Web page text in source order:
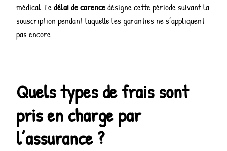
médical. Ledélai de carencedésigne cette période suivant la
souscription pendant laquelle les garanties ne s’appliquent
pas encore.
Quels types de frais sont
pris en charge par
l’assurance ?